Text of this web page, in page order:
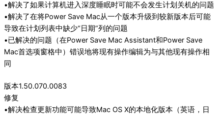
•解决了如果计算机进入深度睡眠时可能不会发生计划关机的问题
•解决了在将Power Save Mac从一个版本升级到较新版本后可能
导致在计划列表中缺少“日期”列的问题
•已解决的问题（在Power Save Mac Assistant和Power Save
Mac首选项窗格中）错误地将现有操作编辑为与其他现有操作相
同
版本1.50.070.0083
修复
•解决检查更新功能可能导致Mac OS X的本地化版本（英语，日